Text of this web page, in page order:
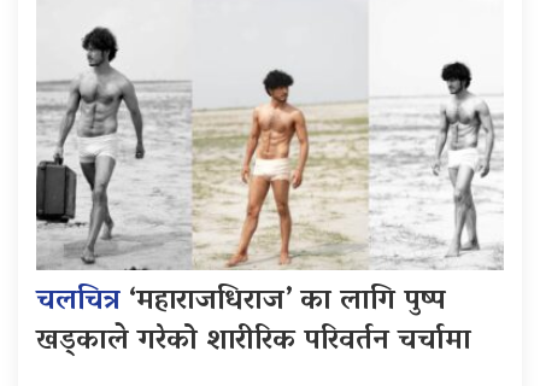
चलचित्र‘महाराजधिराज’ का लागि पुष्प
खड्काले गरेको शारीरिक परिवर्तन चर्चामा